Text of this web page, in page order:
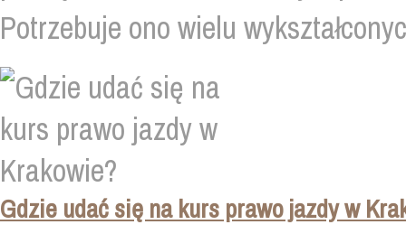
Potrzebuje ono wielu
Gdzie udać się na kurs prawo jazdy w